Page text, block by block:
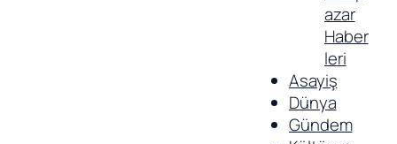
azar
Haber
leri
Asayiş
Dünya
Gündem